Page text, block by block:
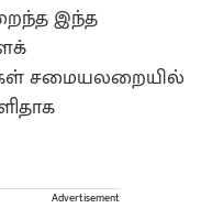
இந்த
சமையலறையில்
Advertisement